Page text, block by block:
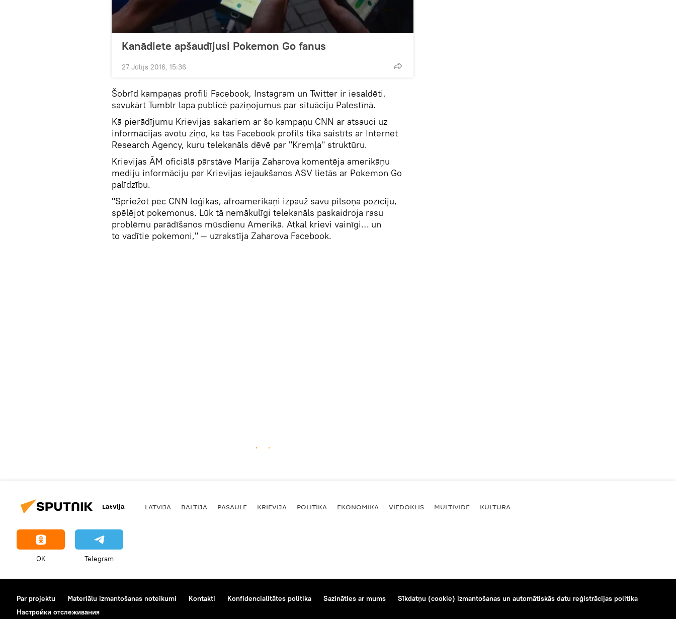
Kanādiete apšaudījusi Pokemon Go fanus
27 Jūlijs 2016, 15:36
Šobrīd kampaņas profili Facebook, Instagram un Twitter ir iesaldēti,
savukārt Tumblr lapa publicē paziņojumus par situāciju Palestīnā.
Kā pierādījumu Krievijas sakariem ar šo kampaņu CNN ar atsauci uz
informācijas avotu ziņo, ka tās Facebook profils tika saistīts ar Internet
Research Agency, kuru telekanāls dēvē par "Kremļa" struktūru.
Krievijas ĀM oficiālā pārstāve Marija Zaharova komentēja amerikāņu
mediju informāciju par Krievijas iejaukšanos ASV lietās ar Pokemon Go
palīdzību.
"Spriežot pēc CNN loģikas, afroamerikāņi izpauž savu pilsoņa pozīciju,
spēlējot pokemonus. Lūk tā nemākulīgi telekanāls paskaidroja rasu
problēmu parādīšanos mūsdienu Amerikā. Atkal krievi vainīgi… un
to vadītie pokemoni," — uzrakstīja Zaharova Facebook.
Latvija LATVIJĀ BALTIJĀ PASAULĒ KRIEVIJĀ POLITIKA EKONOMIKA VIEDOKLIS MULTIVIDE KULTŪRA
OK Telegram
Par projektu Materiālu izmantošanas noteikumi Kontakti Konfidencialitātes politika Sazināties ar mums
Sīkdatņu (cookie) izmantošanas un automātiskās datu reģistrācijas politika
Настройки отслеживания